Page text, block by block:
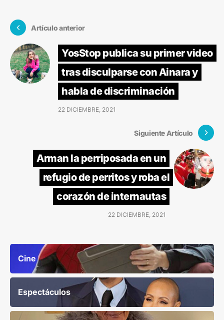
Artículo anterior
YosStop publica su primer video
tras disculparse con Ainara y
habla de discriminación
22 DICIEMBRE, 2021
Siguiente Artículo
Arman la perriposada en un
refugio de perritos y roba el
corazón de internautas
22 DICIEMBRE, 2021
Cine
Espectáculos